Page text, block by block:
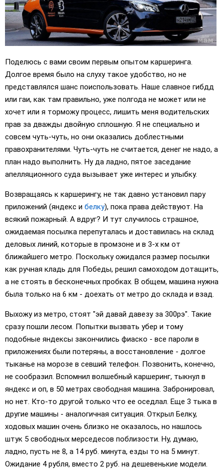
Поделюсь с вами своим первым опытом каршеринга.
Долгое время было на слуху такое удобство, но не
представлялся шанс поиспользовать. Наше славное гибдд
или гаи, как там правильно, уже полгода не может или не
хочет или я торможу процесс, лишить меня водительских
прав за дважды двойную сплошную. Я не специально и
совсем чуть-чуть, но они оказались доблестными
правохранителями. Чуть-чуть не считается, денег не надо, а
план надо выполнить. Ну да ладно, пятое заседание
апелляционного суда вызывает уже интерес и улыбку.
Возвращаясь к каршерингу, не так давно установил пару
приложений (яндекс и белку), пока права действуют. На
всякий пожарный. А вдруг? И тут случилось страшное,
ожидаемая посылка перепуталась и доставилась на склад
деловых линий, которые в промзоне и в 3-х км от
ближайшего метро. Поскольку ожидался размер посылки
как ручная кладь для Победы, решил самоходом дотащить,
а не стоять в бесконечных пробках. В общем, машина нужна
была только на 6 км - доехать от метро до склада и взад.
Выхожу из метро, стоят "эй давай давезу за 300рэ". Такие
сразу пошли лесом. Попытки вызвать убер и тому
подобные яндексы закончились фиаско - все пароли в
приложениях были потеряны, а восстановление - долгое
тыканье на морозе в севший телефон. Позвонить, конечно,
не сообразил. Вспомнил волшебный каршеринг, тыкнул в
яндекс и оп, в 50 метрах свободная машина. Забронировал,
но нет. Кто-то другой только что ее оседлал. Еще 3 тыка в
другие машины - аналогичная ситуация. Открыл Белку,
ходовых машин очень близко не оказалось, но нашлось
штук 5 свободных мерседесов поблизости. Ну, думаю,
ладно, пусть не 8, а 14 руб. минута, езды то на 5 минут.
Ожидание 4 рубля, вместо 2 руб. на дешевенькие модели.